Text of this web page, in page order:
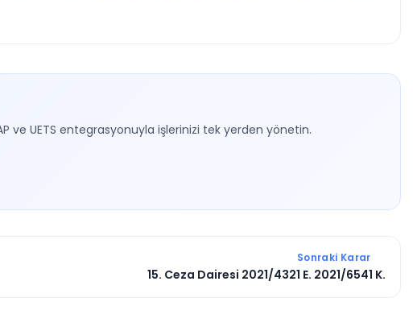
ve UETS entegrasyonuyla işlerinizi tek yerden yönetin.
Sonraki Karar
15. Ceza Dairesi 2021/4321 E. 2021/6541 K.